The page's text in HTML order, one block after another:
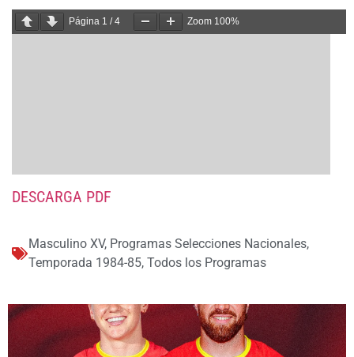
Página 1 /4 Zoom 100%
DESCARGA PDF
Masculino XV, Programas Selecciones Nacionales,
Temporada 1984-85, Todos los Programas